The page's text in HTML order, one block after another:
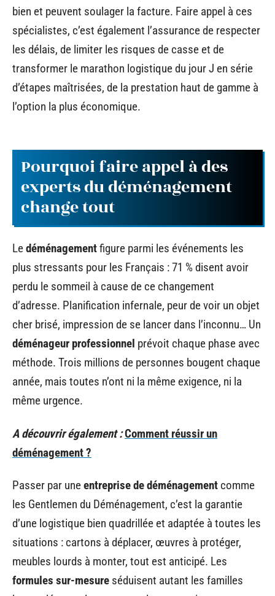
bien et peuvent soulager la facture. Faire appel à ces
spécialistes, c’est également l’assurance de respecter
les délais, de limiter les risques de casse et de
transformer le marathon logistique du jour J en série
d’étapes maîtrisées, de la prestation haut de gamme à
l’option la plus économique.
Pourquoi faire appel à des
experts du déménagement
change tout
Ledéménagementfigure parmi les événements les
plus stressants pour les Français : 71 % disent avoir
perdu le sommeil à cause de ce changement
d’adresse. Planification infernale, peur de voir un objet
cher brisé, impression de se lancer dans l’inconnu… Un
déménageur professionnel prévoit chaque phase avec
méthode. Trois millions de personnes bougent chaque
année, mais toutes n’ont ni la même exigence, ni la
même urgence.
A découvrir également :Comment réussir un
déménagement ?
Passer par uneentreprise de déménagement comme
les Gentlemen du Déménagement, c’est la garantie
d’une logistique bien quadrillée et adaptée à toutes les
situations : cartons à déplacer, œuvres à protéger,
meubles lourds à monter, tout est anticipé. Les
formules sur-mesure séduisent autant les familles